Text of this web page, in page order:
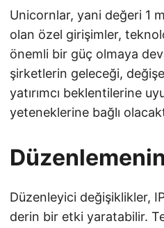
Unicornlar, yani değeri 1
olan özel girişimler,
önemli bir güç olmaya
şirketlerin geleceği,
yatırımcı beklentilerine
yeteneklerine bağlı
Düzenleyici değişiklikler,
derin bir etki yaratabilir.